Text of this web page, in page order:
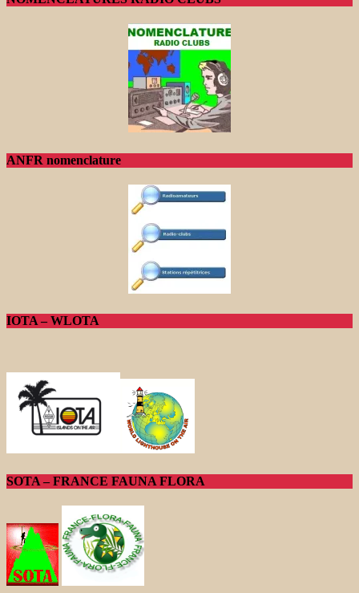
ANFR nomenclature
IOTA – WLOTA
SOTA – FRANCE FAUNA FLORA